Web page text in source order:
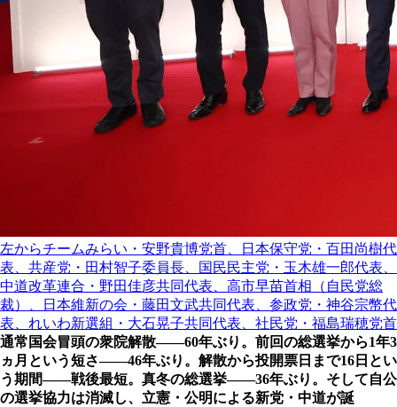
左からチームみらい・安野貴博党首、日本保守党・百田尚樹代
表、共産党・田村智子委員長、国民民主党・玉木雄一郎代表、
中道改革連合・野田佳彦共同代表、高市早苗首相（自民党総
裁）、日本維新の会・藤田文武共同代表、参政党・神谷宗幣代
表、れいわ新選組・大石晃子共同代表、社民党・福島瑞穂党首
通常国会冒頭の衆院解散――60年ぶり。前回の総選挙から1年3
ヵ月という短さ――46年ぶり。解散から投開票日まで16日とい
う期間――戦後最短。真冬の総選挙――36年ぶり。そして自公
の選挙協力は消滅し、立憲・公明による新党・中道が誕